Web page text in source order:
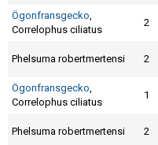
Ögonfransgecko,
Correlophus ciliatus
2
Phelsuma robertmertensi 2
Ögonfransgecko,
Correlophus ciliatus
1
Phelsuma robertmertensi 2